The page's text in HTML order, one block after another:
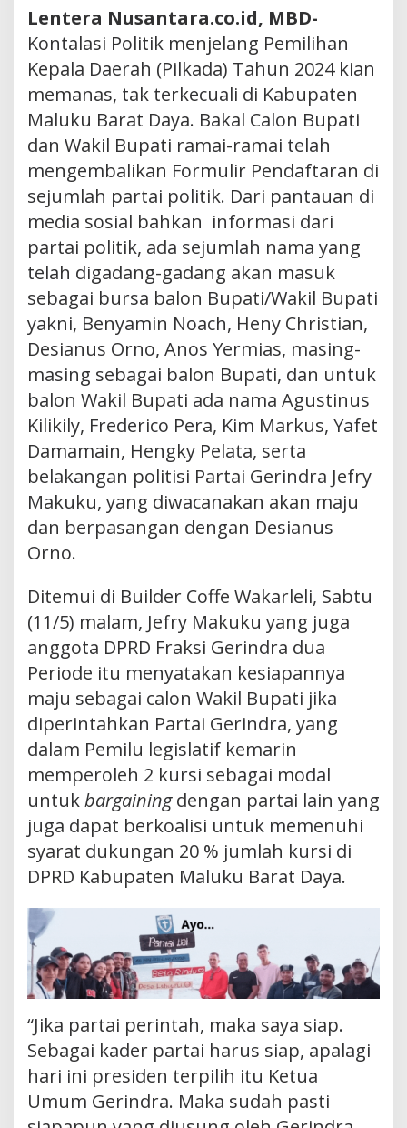
Lentera Nusantara.co.id, MBD-
Kontalasi Politik menjelang Pemilihan
Kepala Daerah (Pilkada) Tahun 2024 kian
memanas, tak terkecuali di Kabupaten
Maluku Barat Daya. Bakal Calon Bupati
dan Wakil Bupati ramai-ramai telah
mengembalikan Formulir Pendaftaran di
sejumlah partai politik. Dari pantauan di
media sosial bahkan informasi dari
partai politik, ada sejumlah nama yang
telah digadang-gadang akan masuk
sebagai bursa balon Bupati/Wakil Bupati
yakni, Benyamin Noach, Heny Christian,
Desianus Orno, Anos Yermias, masing-
masing sebagai balon Bupati, dan untuk
balon Wakil Bupati ada nama Agustinus
Kilikily, Frederico Pera, Kim Markus, Yafet
Damamain, Hengky Pelata, serta
belakangan politisi Partai Gerindra Jefry
Makuku, yang diwacanakan akan maju
dan berpasangan dengan Desianus
Orno.
Ditemui di Builder Coffe Wakarleli, Sabtu
(11/5) malam, Jefry Makuku yang juga
anggota DPRD Fraksi Gerindra dua
Periode itu menyatakan kesiapannya
maju sebagai calon Wakil Bupati jika
diperintahkan Partai Gerindra, yang
dalam Pemilu legislatif kemarin
memperoleh 2 kursi sebagai modal
untukbargainingdengan partai lain yang
juga dapat berkoalisi untuk memenuhi
syarat dukungan 20 % jumlah kursi di
DPRD Kabupaten Maluku Barat Daya.
“Jika partai perintah, maka saya siap.
Sebagai kader partai harus siap, apalagi
hari ini presiden terpilih itu Ketua
Umum Gerindra. Maka sudah pasti